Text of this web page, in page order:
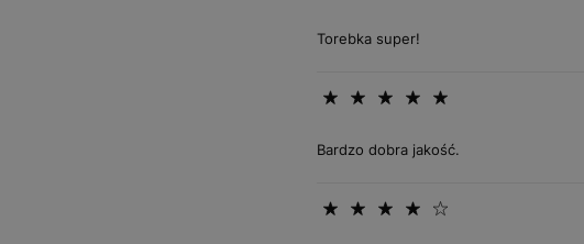
Torebka super!
Bardzo dobra jakość.